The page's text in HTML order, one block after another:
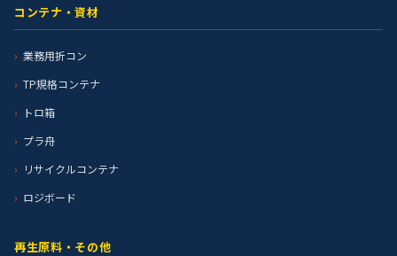
コンテナ・資材
業務用折コン
TP規格コンテナ
トロ箱
プラ舟
リサイクルコンテナ
ロジボード
再生原料・その他